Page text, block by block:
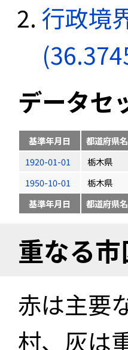
行政境
データセ
基準年月日 都道府県名
1920-01-01
栃木県
1950-10-01
栃木県
基準年月日
都道府県名
重なる
赤は主要
村、灰は